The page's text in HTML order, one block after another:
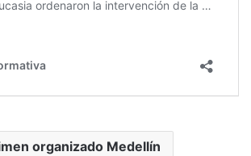
organizado Medellín